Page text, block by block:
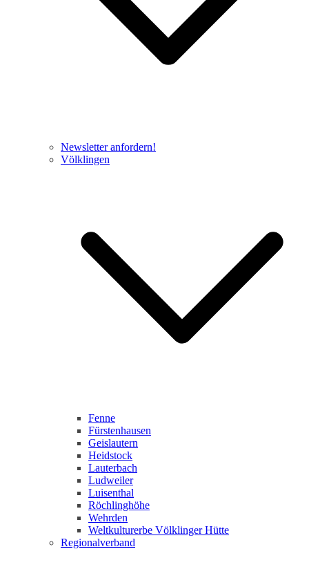
Newsletter anfordern!
Völklingen
Fenne
Fürstenhausen
Geislautern
Heidstock
Lauterbach
Ludweiler
Luisenthal
Röchlinghöhe
Wehrden
Weltkulturerbe Völklinger Hütte
Regionalverband